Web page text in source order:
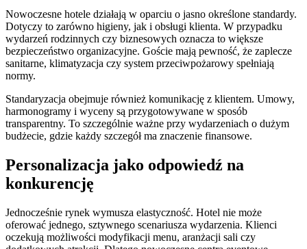
Nowoczesne hotele działają w oparciu o jasno określone standardy.
Dotyczy to zarówno higieny, jak i obsługi klienta. W przypadku
wydarzeń rodzinnych czy biznesowych oznacza to większe
bezpieczeństwo organizacyjne. Goście mają pewność, że zaplecze
sanitarne, klimatyzacja czy system przeciwpożarowy spełniają
normy.
Standaryzacja obejmuje również komunikację z klientem. Umowy,
harmonogramy i wyceny są przygotowywane w sposób
transparentny. To szczególnie ważne przy wydarzeniach o dużym
budżecie, gdzie każdy szczegół ma znaczenie finansowe.
Personalizacja jako odpowiedź na
konkurencję
Jednocześnie rynek wymusza elastyczność. Hotel nie może
oferować jednego, sztywnego scenariusza wydarzenia. Klienci
oczekują możliwości modyfikacji menu, aranżacji sali czy